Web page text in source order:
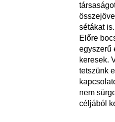
sétákat
Előre
egyszerű
keresek.
tetszünk
nem
céljából